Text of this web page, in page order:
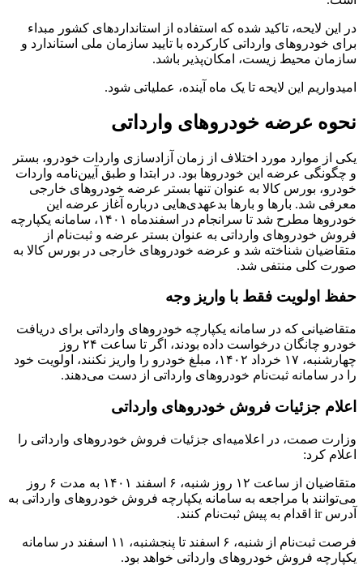
در این لایحه، تاکید شده که استفاده از استانداردهای کشور مبداء
برای خودروهای وارداتی کارکرده با تایید سازمان ملی استاندارد و
سازمان محیط زیست، امکان‌پذیر باشد.
امیدواریم این لایحه تا یک ماه آینده، عملیاتی شود.
نحوه عرضه خودروهای وارداتی
یکی از موارد مورد اختلاف از زمان آزادسازی واردات خودرو، بستر
و چگونگی عرضه این خودروها بود. در ابتدا و طبق آیین‌نامه واردات
خودرو، بورس کالا به عنوان تنها بستر عرضه خودروهای خارجی
معرفی شد. بارها و بارها بدعهدی‌هایی درباره آغاز عرضه این
خودروها مطرح شد تا سرانجام در اسفند‌ماه ۱۴۰۱، سامانه یکپارچه
فروش خودروهای وارداتی به عنوان بستر عرضه و ثبت‌نام از
متقاضیان شناخته شد و عرضه خودروهای خارجی در بورس کالا به
صورت کلی منتفی شد.
حفظ اولویت فقط با واریز وجه
متقاضیانی که در سامانه یکپارچه خودروهای وارداتی برای دریافت
خودرو چانگان درخواست داده بودند، اگر تا ساعت ۲۴ روز
چهارشنبه، ۱۷ خرداد ۱۴۰۲، مبلغ خودرو را واریز نکنند، اولویت خود
را در سامانه ثبت‌نام خودروهای وارداتی از دست می‌دهند.
اعلام جزئیات فروش خودروهای وارداتی
وزارت صمت، در اعلامیه‌ای جزئیات فروش خودروهای وارداتی را
اعلام کرد:
متقاضیان از ساعت ۱۲ روز شنبه، ۶ اسفند ۱۴۰۱ به مدت ۶ روز
می‌توانند با مراجعه به سامانه یکپارچه فروش خودروهای وارداتی به
آدرس ir اقدام به پیش ثبت‌نام کنند.
فرصت ثبت‌نام از شنبه، ۶ اسفند تا پنجشنبه، ۱۱ اسفند در سامانه
یکپارچه فروش خودروهای وارداتی خواهد بود.